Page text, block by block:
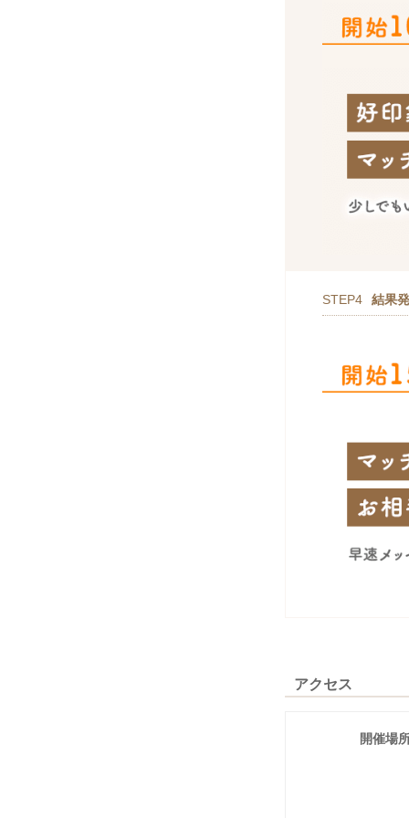
STEP4 結果
アクセス
開催場